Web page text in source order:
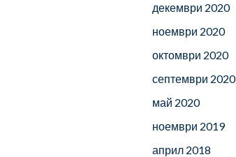
декември 2020
ноември 2020
октомври 2020
септември 2020
май 2020
ноември 2019
април 2018